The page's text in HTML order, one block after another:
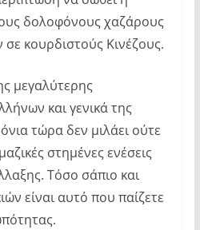
δολοφόνους χαζάρους
κουρδιστούς Κινέζους.
μεγαλύτερης
και γενικά της
τώρα δεν μιλάει ούτε
στημένες ενέσεις
Τόσο σάπιο και
είναι αυτό που παίζετε